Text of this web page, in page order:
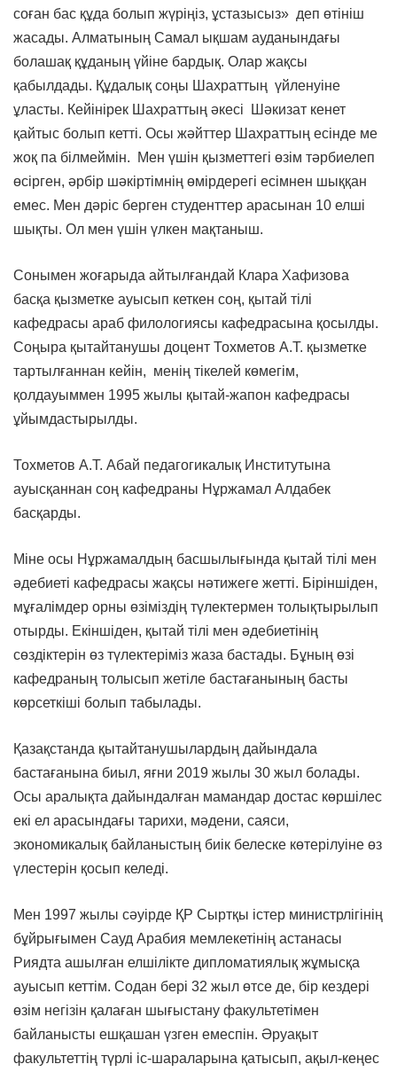
соған бас құда болып жүріңіз, ұстазысыз» деп өтініш
жасады. Алматының Самал ықшам ауданындағы
болашақ құданың үйіне бардық. Олар жақсы
қабылдады. Құдалық соңы Шахраттың үйленуіне
ұласты. Кейінірек Шахраттың әкесі Шәкизат кенет
қайтыс болып кетті. Осы жәйттер Шахраттың есінде ме
жоқ па білмеймін. Мен үшін қызметтегі өзім тәрбиелеп
өсірген, әрбір шәкіртімнің өмірдерегі есімнен шыққан
емес. Мен дәріс берген студенттер арасынан 10 елші
шықты. Ол мен үшін үлкен мақтаныш.
Сонымен жоғарыда айтылғандай Клара Хафизова
басқа қызметке ауысып кеткен соң, қытай тілі
кафедрасы араб филологиясы кафедрасына қосылды.
Соңыра қытайтанушы доцент Тохметов А.Т. қызметке
тартылғаннан кейін, менің тікелей көмегім,
қолдауыммен 1995 жылы қытай-жапон кафедрасы
ұйымдастырылды.
Тохметов А.Т. Абай педагогикалық Институтына
ауысқаннан соң кафедраны Нұржамал Алдабек
басқарды.
Міне осы Нұржамалдың басшылығында қытай тілі мен
әдебиеті кафедрасы жақсы нәтижеге жетті. Біріншіден,
мұғалімдер орны өзіміздің түлектермен толықтырылып
отырды. Екіншіден, қытай тілі мен әдебиетінің
сөздіктерін өз түлектеріміз жаза бастады. Бұның өзі
кафедраның толысып жетіле бастағанының басты
көрсеткіші болып табылады.
Қазақстанда қытайтанушылардың дайындала
бастағанына биыл, яғни 2019 жылы 30 жыл болады.
Осы аралықта дайындалған мамандар достас көршілес
екі ел арасындағы тарихи, мәдени, саяси,
экономикалық байланыстың биік белеске көтерілуіне өз
үлестерін қосып келеді.
Мен 1997 жылы сәуірде ҚР Сыртқы істер министрлігінің
бұйрығымен Сауд Арабия мемлекетінің астанасы
Риядта ашылған елшілікте дипломатиялық жұмысқа
ауысып кеттім. Содан бері 32 жыл өтсе де, бір кездері
өзім негізін қалаған шығыстану факультетімен
байланысты ешқашан үзген емеспін. Әруақыт
факультеттің түрлі іс-шараларына қатысып, ақыл-кеңес